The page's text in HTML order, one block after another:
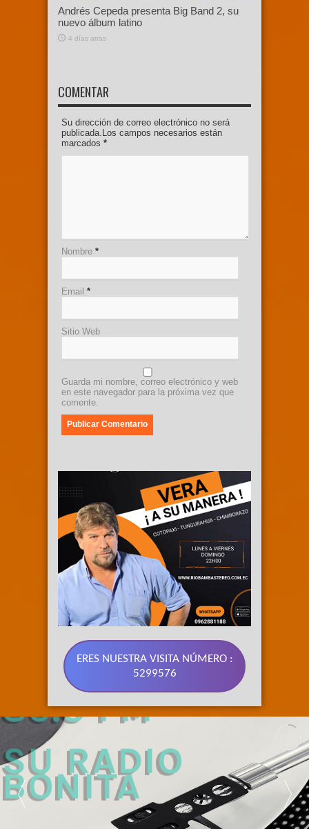
Andrés Cepeda presenta Big Band 2, su
nuevo álbum latino
4 días atras
COMENTAR
Su dirección de correo electrónico no será
publicada.Los campos necesarios están
marcados *
Nombre *
Email *
Sitio Web
Guarda mi nombre, correo electrónico y web
en este navegador para la próxima vez que
comente.
ERES NUESTRA VISITA NÚMERO :
5299576
89.3 FM
SU RADIO